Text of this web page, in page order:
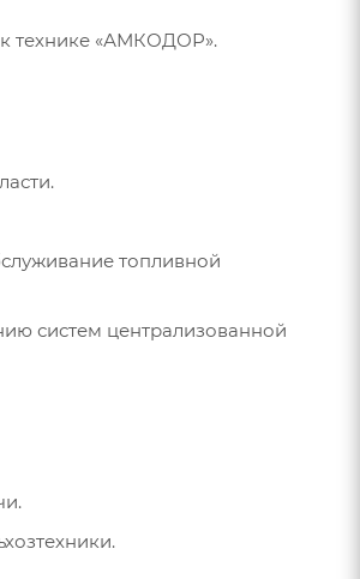
к технике «АМКОДОР».
топливной
систем централизованной